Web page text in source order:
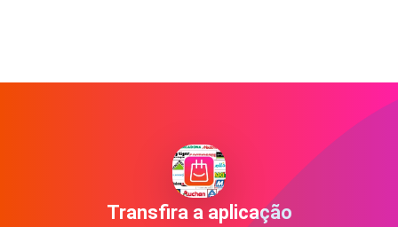
Transfira a aplicação